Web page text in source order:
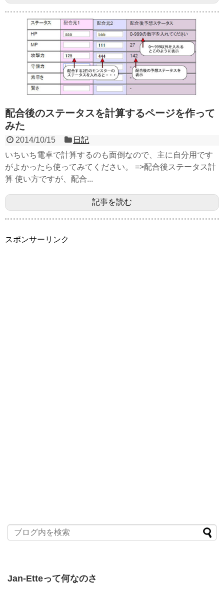
配合後のステータスを計算するページを作って
みた
2014/10/15
日記
いちいち電卓で計算するのも面倒なので、主に自分用です
がよかったら使ってみてください。 =>配合後ステータス計
算 使い方ですが、配合...
記事を読む
スポンサーリンク
Jan-Etteって何なのさ